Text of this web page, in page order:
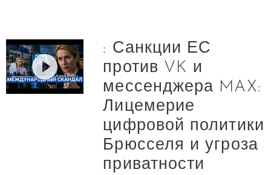
: Санкции ЕС
против VK и
мессенджера MAX:
Лицемерие
цифровой политики
Брюсселя и угроза
приватности